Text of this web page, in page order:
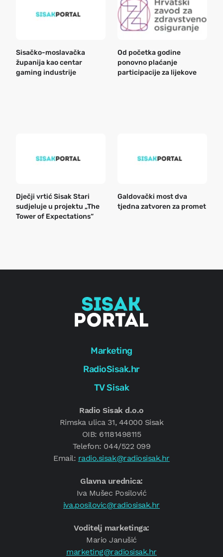
Sisačko-moslavačka
županija kao centar
gaming industrije
Od početka godine
ponovno plaćanje
participacije za lijekove
Dječji vrtić Sisak Stari
sudjeluje u projektu „The
Tower of Expectations“
Galdovački most dva
tjedna zatvoren za promet
Marketing
RadioSisak.hr
TV Sisak
Radio Sisak d.o.o
Rimska ulica 31, 44000 Sisak
OIB: 61181498115
Telefon: 044/522 099
Email: radio.sisak@radiosisak.hr
Glavna urednica:
Iva Mušec Posilović
iva.posilovic@radiosisak.hr
Voditelj marketinga:
Mario Janušić
marketing@radiosisak.hr